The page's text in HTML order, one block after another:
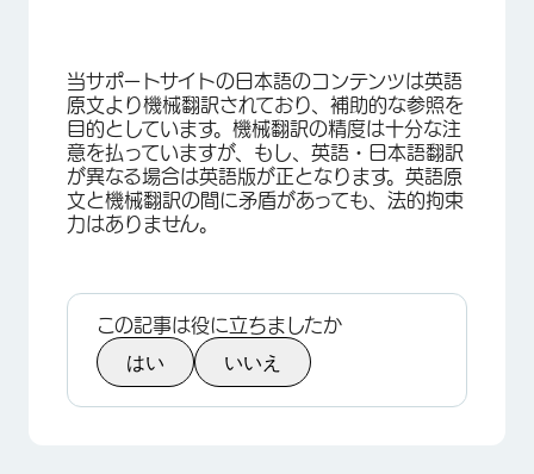
当サポートサイトの日本語のコンテンツは英語
原文より機械翻訳されており、補助的な参照を
目的としています。機械翻訳の精度は十分な注
意を払っていますが、もし、英語・日本語翻訳
が異なる場合は英語版が正となります。英語原
文と機械翻訳の間に矛盾があっても、法的拘束
力はありません。
この記事は役に立ちましたか
はい いいえ